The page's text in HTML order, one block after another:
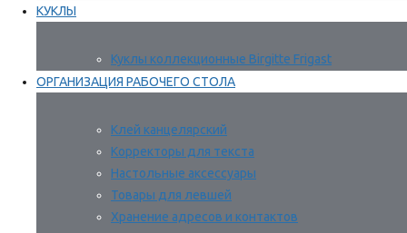
КУКЛЫ
Куклы коллекционные Birgitte Frigast
ОРГАНИЗАЦИЯ РАБОЧЕГО СТОЛА
Клей канцелярский
Корректоры для текста
Настольные аксессуары
Товары для левшей
Хранение адресов и контактов